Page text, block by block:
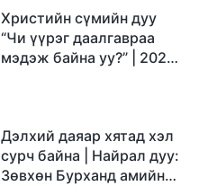
Христийн сүмийн дуу
“Чи үүрэг даалгавраа
мэдэж байна уу?” | 2026
Дэлхий даяар хятад хэл
сурч байна | Найрал дуу:
Зөвхөн Бурханд амийн